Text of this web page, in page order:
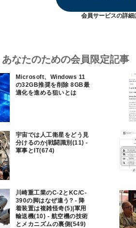
会員サービスの詳細
なたのための会員限定記事
Microsoft、Windows 11
の32GB推奨を削除 8GB最
適化を進める狙いとは
宇宙では人工衛星をどう見
分けるのか|戦闘識別(11) -
軍事とIT(674)
川崎重工業のC-2とKC/C-
390の脚はなぜ違う? - 降
着装置は複雑怪奇(5)|軍用
輸送機(10) - 航空機の技術
とメカニズムの裏側(549)